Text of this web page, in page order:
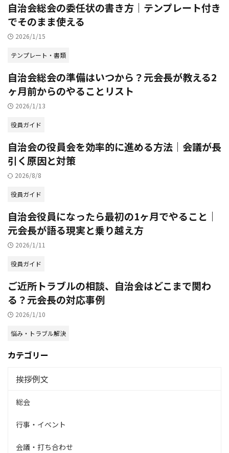
自治会総会の委任状の書き方｜テンプレート付き
でそのまま使える
2026/1/15
テンプレート・書類
自治会総会の準備はいつから？元会長が教える2
ヶ月前からのやることリスト
2026/1/13
役員ガイド
自治会の役員会を効率的に進める方法｜会議が長
引く原因と対策
2026/8/8
役員ガイド
自治会役員になったら最初の1ヶ月でやること｜
元会長が語る現実と乗り越え方
2026/1/11
役員ガイド
ご近所トラブルの相談、自治会はどこまで関わ
る？元会長の対応事例
2026/1/10
悩み・トラブル解決
カテゴリー
挨拶例文
総会
行事・イベント
会議・打ち合わせ